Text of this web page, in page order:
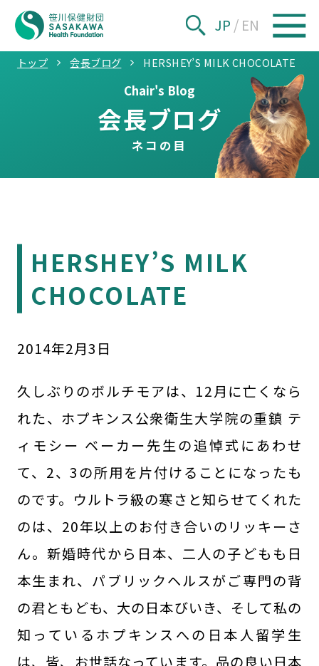
JP / EN
トップ 会長ブログ HERSHEY’S MILK CHOCOLATE
Chair's Blog
会長ブログ
ネコの目
HERSHEY’S MILK
CHOCOLATE
2014年2月3 日
久しぶりのボルチモアは、12月に亡くなら
れた、ホプキンス公衆衛生大学院の重鎮 テ
ィモシー ベーカー先生の追悼式にあわせ
て、2、3の所用を片付けることになったも
のです。ウルトラ級の寒さと知らせてくれた
のは、20年以上のお付き合いのリッキーさ
ん。新婚時代から日本、二人の子どもも日
本生まれ、パブリックヘルスがご専門の背
の君ともども、大の日本びいき、そして私の
知っているホプキンスへの日本人留学生
は、皆、お世話なっています。品の良い日本